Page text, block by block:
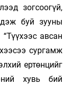
зогсоогүй,
буй зууны
авсан
сургамж
ертөнцийг
хувь бий